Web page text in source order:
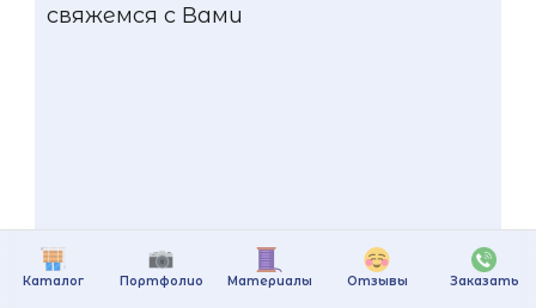
Каталог Портфолио Материалы Отзывы Заказать
свяжемся с Вами